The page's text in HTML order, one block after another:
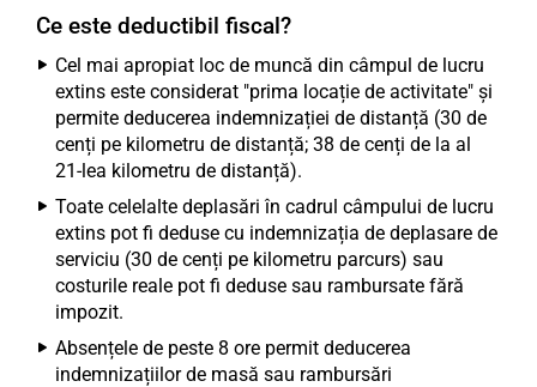
Ce este deductibil fiscal?
Cel mai apropiat loc de muncă din câmpul de lucru
extins este considerat "prima locație de activitate" și
permite deducerea indemnizației de distanță (30 de
cenți pe kilometru de distanță; 38 de cenți de la al
21-lea kilometru de distanță).
Toate celelalte deplasări în cadrul câmpului de lucru
extins pot fi deduse cu indemnizația de deplasare de
serviciu (30 de cenți pe kilometru parcurs) sau
costurile reale pot fi deduse sau rambursate fără
impozit.
Absențele de peste 8 ore permit deducerea
indemnizațiilor de masă sau rambursări